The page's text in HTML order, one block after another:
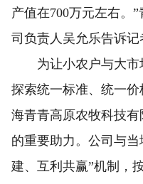
产值在700万元左右。
司负责人吴允乐告诉记
为让小农户与大市
探索统一标准、统一
海青青高原农牧科技
的重要助力。公司与
建、互利共赢”机制，